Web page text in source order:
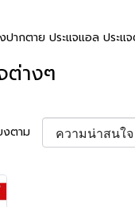
ปากตาย ประแจแอล ประแ
ต่างๆ
งตาม